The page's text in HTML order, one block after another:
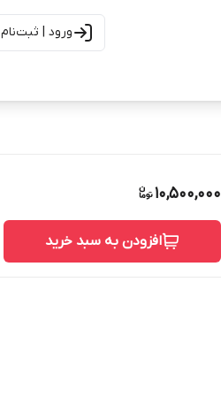
ورود | ثبت‌نام
10,500,000
افزودن به سبد خرید